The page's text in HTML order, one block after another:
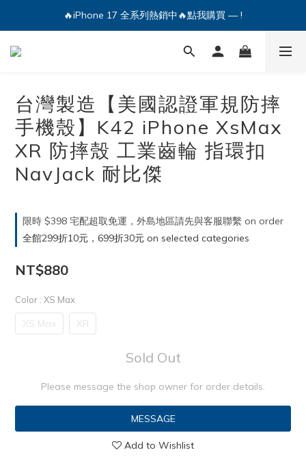
🔥iPhone 17 全系列熱銷中🔥點我購買 — !
🔥iPhone 17 全系列熱銷中🔥點我購買 — !
💕加入Q哥 Line 新好友領優惠券！🎫
台灣製造【美國認證軍規防摔
手機殼】K42 iPhone XsMax
XR 防摔殼 工業齒輪 指環扣
NavJack 耐比傑
限時 $398 宅配超取免運，外島地區請先與客服聯繫 on order
全館299折10元，699折30元 on selected categories
NT$880
Color : XS Max
XS Max XR
Sold Out
Please message the shop owner for order details.
MESSAGE
Add to Wishlist